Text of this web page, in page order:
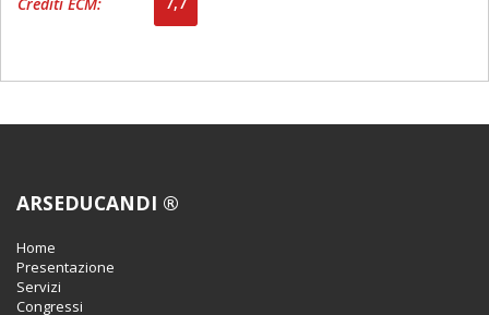
ARSEDUCANDI ®
Home
Presentazione
Servizi
Congressi